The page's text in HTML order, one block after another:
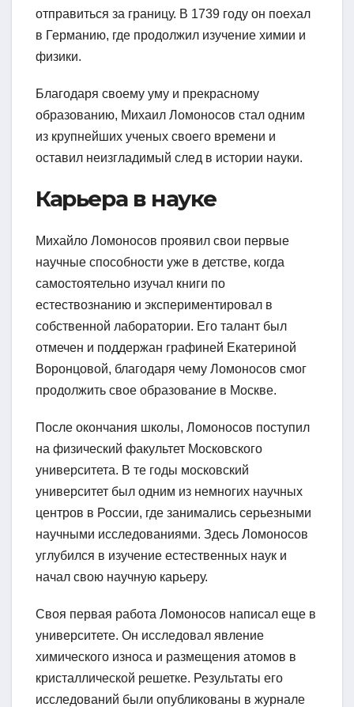
отправиться за границу. В 1739 году он поехал
в Германию, где продолжил изучение химии и
физики.
Благодаря своему уму и прекрасному
образованию, Михаил Ломоносов стал одним
из крупнейших ученых своего времени и
оставил неизгладимый след в истории науки.
Карьера в науке
Михайло Ломоносов проявил свои первые
научные способности уже в детстве, когда
самостоятельно изучал книги по
естествознанию и экспериментировал в
собственной лаборатории. Его талант был
отмечен и поддержан графиней Екатериной
Воронцовой, благодаря чему Ломоносов смог
продолжить свое образование в Москве.
После окончания школы, Ломоносов поступил
на физический факультет Московского
университета. В те годы московский
университет был одним из немногих научных
центров в России, где занимались серьезными
научными исследованиями. Здесь Ломоносов
углубился в изучение естественных наук и
начал свою научную карьеру.
Своя первая работа Ломоносов написал еще в
университете. Он исследовал явление
химического износа и размещения атомов в
кристаллической решетке. Результаты его
исследований были опубликованы в журнале